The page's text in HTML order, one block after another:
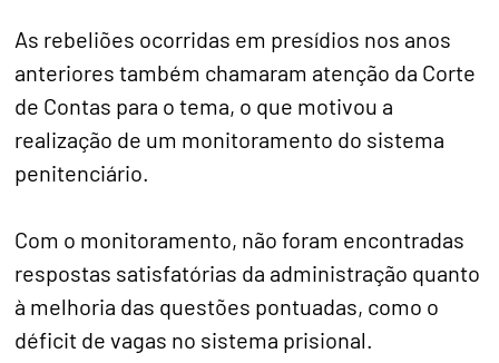
As rebeliões ocorridas em presídios nos anos
anteriores também chamaram atenção da Corte
de Contas para o tema, o que motivou a
realização de um monitoramento do sistema
penitenciário.
Com o monitoramento, não foram encontradas
respostas satisfatórias da administração quanto
à melhoria das questões pontuadas, como o
déficit de vagas no sistema prisional.